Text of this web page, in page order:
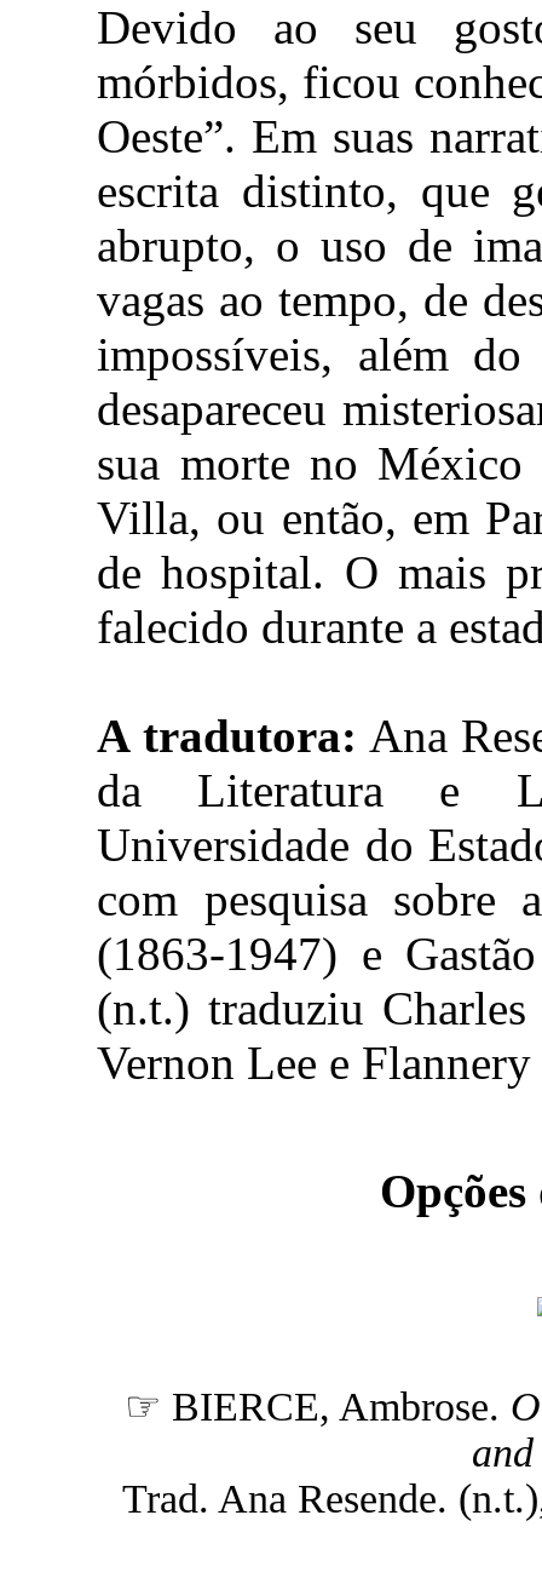
Devido ao seu
mórbidos, ficou
Oeste”. Em suas
escrita distinto, que
abrupto, o uso de
vagas ao tempo, de
impossíveis, além
desapareceu
sua morte no México
Villa, ou então, em
de hospital. O mais
falecido durante a
A tradutora: Ana
da Literatura e
Universidade do
com pesquisa sobre
(1863-1947) e
(n.t.) traduziu
Vernon Lee e
☞ BIERCE, Ambrose.
and
Trad. Ana Resende.